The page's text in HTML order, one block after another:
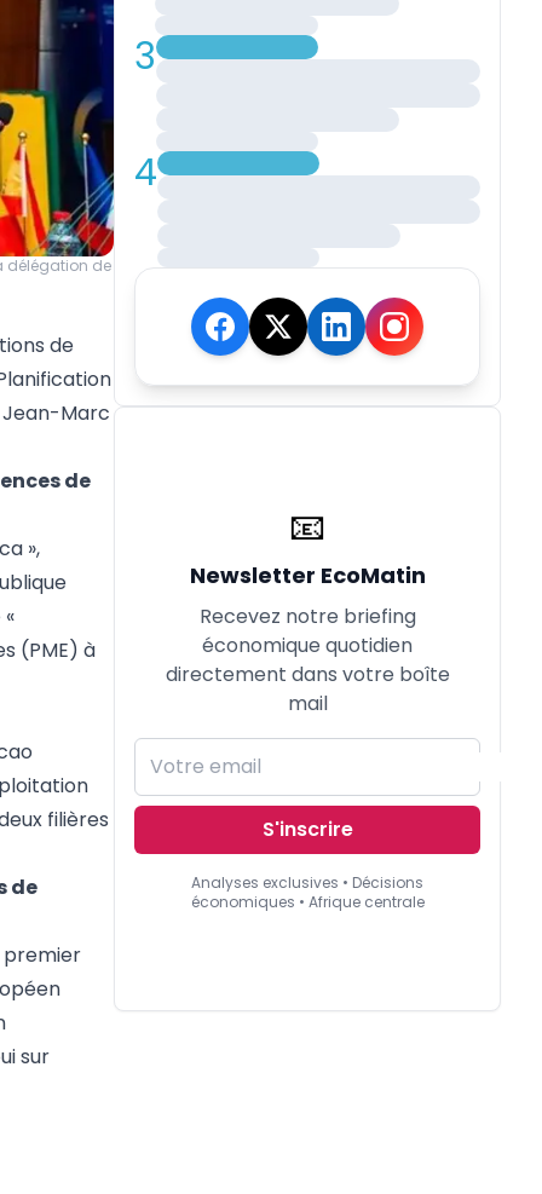
délégation de
de
Jean-Marc
de
»,
(PME) à
filières
de
premier
sur
3
4
📧
Newsletter EcoMatin
Recevez notre briefing
économique quotidien
directement dans votre boîte
mail
S'inscrire
Analyses exclusives • Décisions
économiques • Afrique centrale